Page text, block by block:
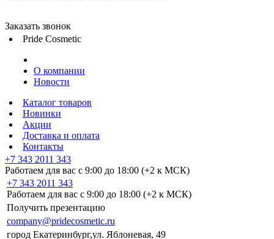
Заказать звонок
Pride Cosmetic
О компании
Новости
Каталог товаров
Новинки
Акции
Доставка и оплата
Контакты
+7 343 2011 343
Работаем для вас с 9:00 до 18:00 (+2 к МСК)
+7 343 2011 343
Работаем для вас с 9:00 до 18:00 (+2 к МСК)
Получить презентацию
company@pridecosmetic.ru
город Екатеринбург,ул. Яблоневая, 49